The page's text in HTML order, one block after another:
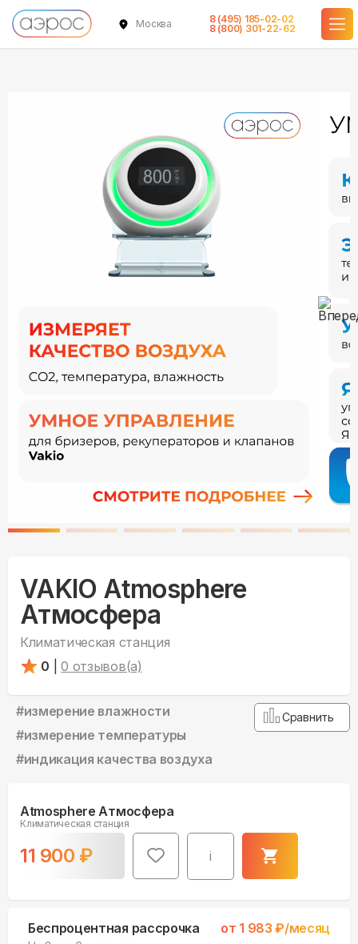
Москва
8 (495) 185-02-02
8 (800) 301-22-62
VAKIO Atmosphere
Атмосфера
Климатическая станция
0
0 отзывов(а)
#измерение влажности
#измерение температуры
#индикация качества воздуха
Сравнить
Atmosphere Атмосфера
Климатическая станция
11 900 ₽ i
в наличии
Беспроцентная рассрочка от 1 983 ₽/месяц